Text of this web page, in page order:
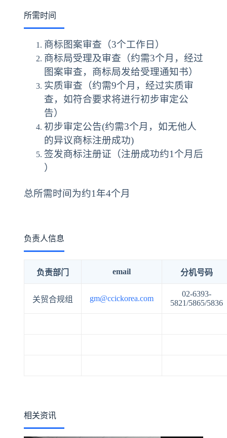
所需时间
商标图案审查（3个工作日）
商标局受理及审查（约需3个月，经过
图案审查，商标局发给受理通知书）
实质审查（约需9个月，经过实质审
查，如符合要求将进行初步审定公
告）
初步审定公告(约需3个月，如无他人
的异议商标注册成功)
签发商标注册证（注册成功约1个月后
）
总所需时间为约1年4个月
负责人信息
负责部门 email 分机号码
关贸合规组 gm@ccickorea.com
02-6393-
5821/5865/5836
相关资讯